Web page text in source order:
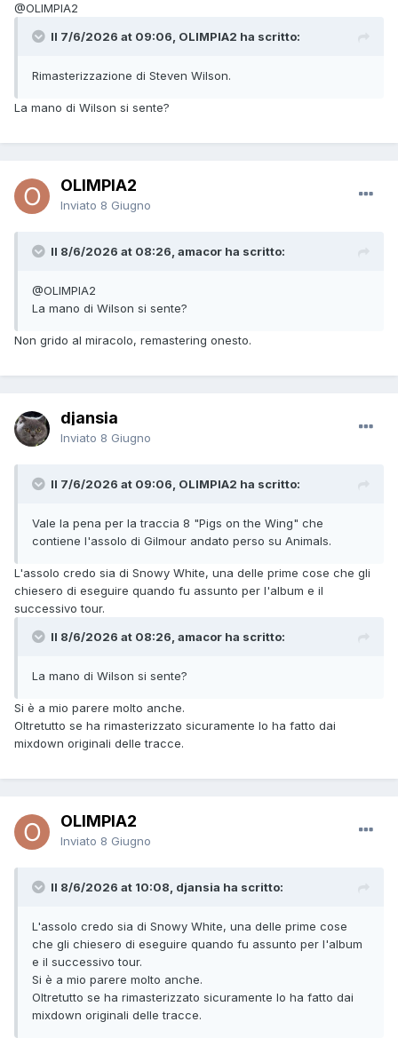
@OLIMPIA2
Il 7/6/2026 at 09:06, OLIMPIA2 ha scritto:
Rimasterizzazione di Steven Wilson.
La mano di Wilson si sente?
OLIMPIA2
Inviato 8 Giugno
Il 8/6/2026 at 08:26, amacor ha scritto:
@OLIMPIA2
La mano di Wilson si sente?
Non grido al miracolo, remastering onesto.
djansia
Inviato 8 Giugno
Il 7/6/2026 at 09:06, OLIMPIA2 ha scritto:
Vale la pena per la traccia 8 "Pigs on the Wing" che
contiene l'assolo di Gilmour andato perso su Animals.
L'assolo credo sia di Snowy White, una delle prime cose che gli
chiesero di eseguire quando fu assunto per l'album e il
successivo tour.
Il 8/6/2026 at 08:26, amacor ha scritto:
La mano di Wilson si sente?
Si è a mio parere molto anche.
Oltretutto se ha rimasterizzato sicuramente lo ha fatto dai
mixdown originali delle tracce.
OLIMPIA2
Inviato 8 Giugno
Il 8/6/2026 at 10:08, djansia ha scritto:
L'assolo credo sia di Snowy White, una delle prime cose
che gli chiesero di eseguire quando fu assunto per l'album
e il successivo tour.
Si è a mio parere molto anche.
Oltretutto se ha rimasterizzato sicuramente lo ha fatto dai
mixdown originali delle tracce.